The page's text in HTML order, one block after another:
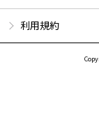
利用規約